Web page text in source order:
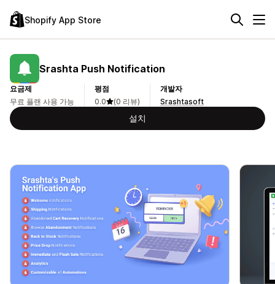
Shopify App Store
Srashta Push Notification
요금제
무료 플랜 사용 가능
평점
0.0
(0 리뷰)
개발자
Srashtasoft
설치